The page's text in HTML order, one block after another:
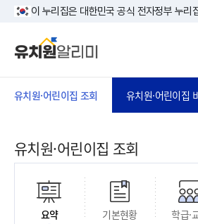
본문 바로가기
이 누리집은 대한민국 공식 전자정부 누리
유치원·어린이집 조회 유치원·어린이집
유치원·어린이집 조회
요약 기본현황 학급·